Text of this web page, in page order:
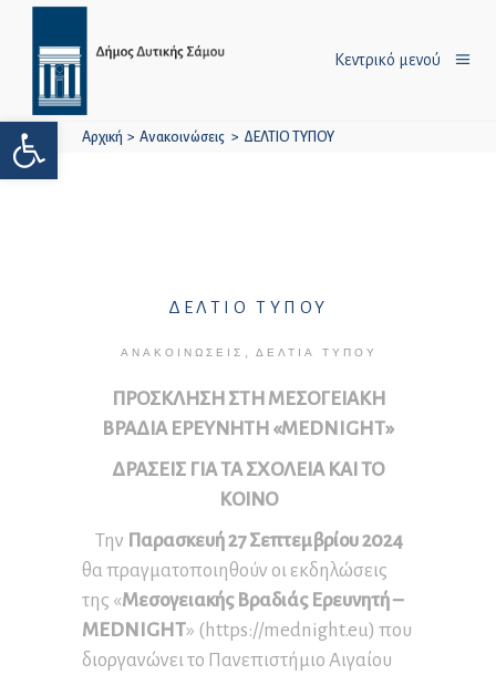
Ανοίξτε τη γραμμή εργαλείων
Κεντρικό μενού
Αρχική > Ανακοινώσεις > ΔΕΛΤΙΟ ΤΥΠΟΥ
ΔΕΛΤΙΟ ΤΥΠΟΥ
ΑΝΑΚΟΙΝΏΣΕΙΣ , ΔΕΛΤΊΑ ΤΎΠΟΥ
ΠΡΟΣΚΛΗΣΗ ΣΤΗ ΜΕΣΟΓΕΙΑΚΗ
ΒΡΑΔΙΑ ΕΡΕΥΝΗΤΗ «MEDNIGHT»
ΔΡΑΣΕΙΣ ΓΙΑ ΤΑ ΣΧΟΛΕΙΑ ΚΑΙ ΤΟ
ΚΟΙΝΟ
Την Παρασκευή 27 Σεπτεμβρίου2024
θα πραγματοποιηθούν οι εκδηλώσεις
της «Μεσογειακής Βραδιάς Ερευνητή–
MEDNIGHT» (https://mednight.eu) που
διοργανώνει το Πανεπιστήμιο Αιγαίου